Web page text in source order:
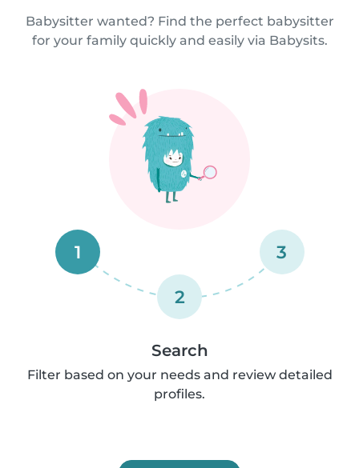
Babysitter wanted? Find the perfect babysitter
for your family quickly and easily via Babysits.
1
2
3
Search
Filter based on your needs and review detailed
profiles.